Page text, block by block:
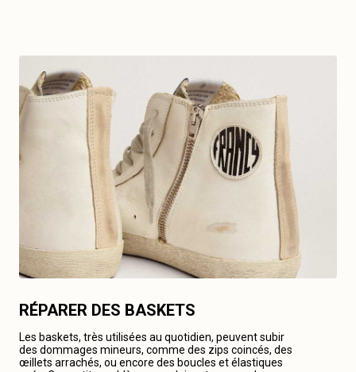
RÉPARER DES BASKETS
Les baskets, très utilisées au quotidien, peuvent subir
des dommages mineurs, comme des zips coincés, des
œillets arrachés, ou encore des boucles et élastiques